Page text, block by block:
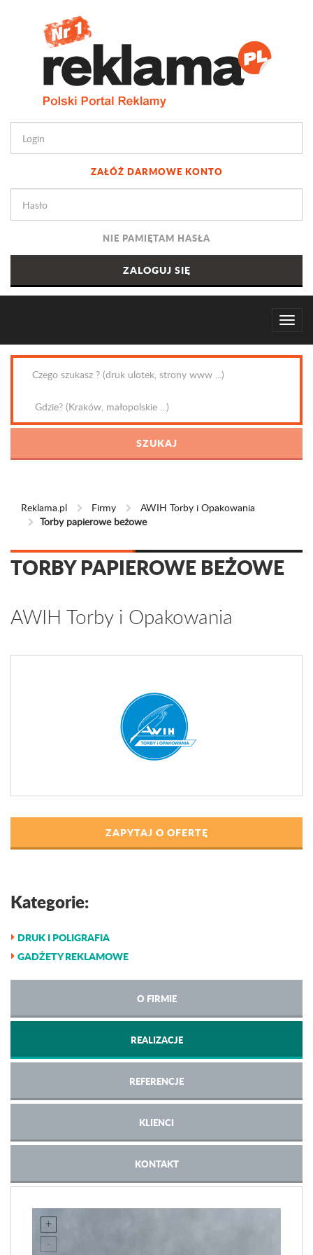
ZAŁÓŻ DARMOWE KONTO
NIE PAMIĘTAM HASŁA
Reklama.pl Firmy
AWIH Torby i Opakowania
Torby papierowe beżowe
TORBY PAPIEROWE BEŻOWE
AWIH Torby i Opakowania
ZAPYTAJ O OFERTĘ
Kategorie:
DRUK I POLIGRAFIA
GADŻETY REKLAMOWE
O FIRMIE
REALIZACJE
REFERENCJE
KLIENCI
KONTAKT